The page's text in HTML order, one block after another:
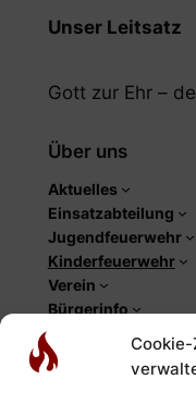
Unser Leitsatz
Gott zur Ehr –
Über uns
Aktuelles
Einsatzabteilung
Jugendfeuerwehr
Kinderfeuerwehr
Verein
Bürgerinfo
Social